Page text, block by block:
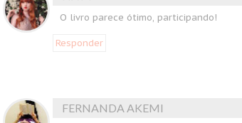
O livro parece ótimo, participando!
Responder
FERNANDA AKEMI